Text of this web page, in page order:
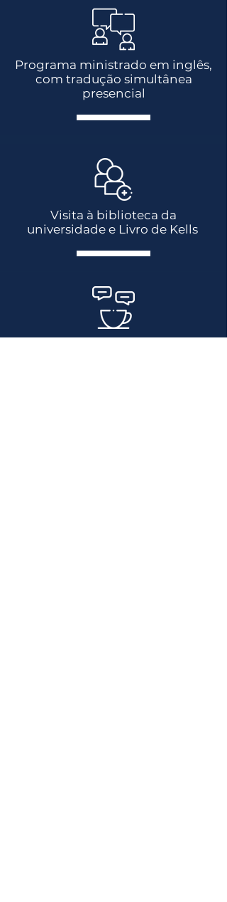
Visita à biblioteca da
universidade e Livro de Kells
Programa ministrado em inglês,
com tradução simultânea
presencial